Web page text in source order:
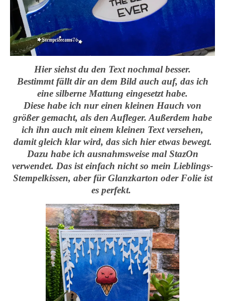
Hier siehst du den Text nochmal besser.
Bestimmt fällt dir an dem Bild auch auf, das ich
eine silberne Mattung eingesetzt habe.
Diese habe ich nur einen kleinen Hauch von
größer gemacht, als den Aufleger. Außerdem habe
ich ihn auch mit einem kleinen Text versehen,
damit gleich klar wird, das sich hier etwas bewegt.
Dazu habe ich ausnahmsweise mal StazOn
verwendet. Das ist einfach nicht so mein Lieblings-
Stempelkissen, aber für Glanzkarton oder Folie ist
es perfekt.